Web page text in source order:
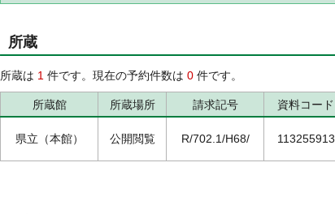
所蔵
所蔵は 1 件です。現在の予約件数は 0 件です。
所蔵館 所蔵場所 請求記号 資料コード
県立（本館） 公開閲覧 R/702.1/H68/ 113255913